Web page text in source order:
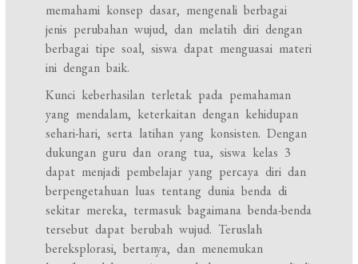
memahami konsep dasar, mengenali berbagai
jenis perubahan wujud, dan melatih diri dengan
berbagai tipe soal, siswa dapat menguasai materi
ini dengan baik.
Kunci keberhasilan terletak pada pemahaman
yang mendalam, keterkaitan dengan kehidupan
sehari-hari, serta latihan yang konsisten. Dengan
dukungan guru dan orang tua, siswa kelas 3
dapat menjadi pembelajar yang percaya diri dan
berpengetahuan luas tentang dunia benda di
sekitar mereka, termasuk bagaimana benda-benda
tersebut dapat berubah wujud. Teruslah
bereksplorasi, bertanya, dan menemukan